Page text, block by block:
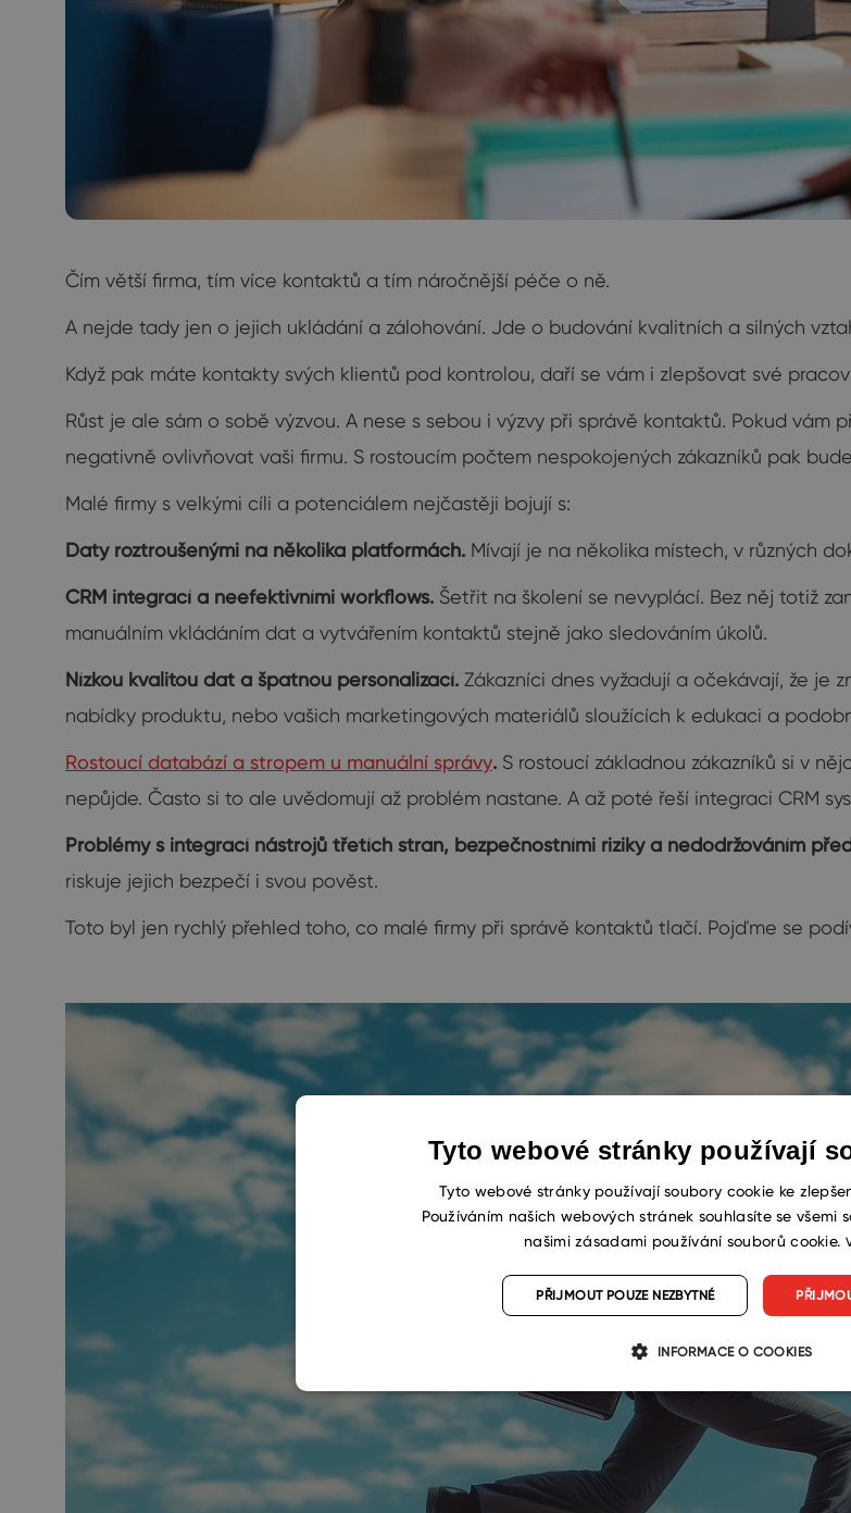
Čím větší firma, tím více kontaktů a tím náročnější péče o ně.
A nejde tady jen o jejich ukládání a zálohování. Jde o budování kvalitních a silných
Když pak máte kontakty svých klientů pod kontrolou, daří se vám i zlepšovat své
Růst je ale sám o sobě výzvou. A nese s sebou i výzvy při správě kontaktů. Pokud vám
negativně ovlivňovat vaši firmu. S rostoucím počtem nespokojených zákazníků pak
Malé firmy s velkými cíli a potenciálem nejčastěji bojují s:
Daty roztroušenými na několika platformách. Mívají je na několika místech, v různých
CRM integrací a neefektivními workflows. Šetřit na školení se nevyplácí. Bez něj totiž
manuálním vkládáním dat a vytvářením kontaktů stejně jako sledováním úkolů.
Nízkou kvalitou dat a špatnou personalizací. Zákazníci dnes vyžadují a očekávají, že je
nabídky produktu, nebo vašich marketingových materiálů sloužících k edukaci a
Rostoucí databází a stropem u manuální správy. S rostoucí základnou zákazníků si v
nepůjde. Často si to ale uvědomují až problém nastane. A až poté řeší integraci CRM
Problémy s integrací nástrojů třetích stran, bezpečnostními riziky a nedodržováním
riskuje jejich bezpečí i svou pověst.
Toto byl jen rychlý přehled toho, co malé firmy při správě kontaktů tlačí. Pojďme se
Tyto webové stránky používají
Tyto webové stránky používají soubory cookie ke
Používáním našich webových stránek souhlasíte se všemi
našimi zásadami používání souborů cookie.
PŘIJMOUT POUZE NEZBYTNÉ
INFORMACE O COOKIES